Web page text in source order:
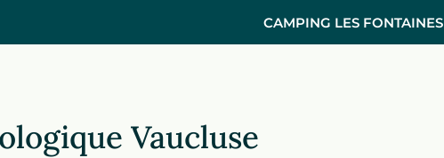
CAMPING LES FONTAINES
Vaucluse